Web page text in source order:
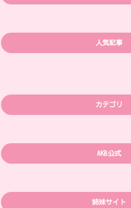
人気記事
カテゴリ
AKB公式
姉妹サイト